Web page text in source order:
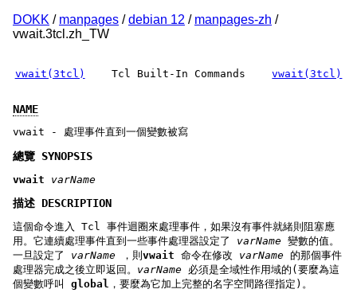
DOKK / manpages /debian 12 / manpages-zh /
vwait.3tcl.zh_TW
vwait(3tcl) Tcl Built-In Commands vwait(3tcl)
NAME
vwait - 處理事件直到一個變數被寫
總覽 SYNOPSIS
vwait varName
描述 DESCRIPTION
這個命令進入 Tcl 事件迴圈來處理事件，如果沒有事件就緒則阻塞應
用。它連續處理事件直到一些事件處理器設定了 varName 變數的值。
一旦設定了 varName ，則 vwait 命令在修改 varName 的那個事件
處理器完成之後立即返回。 varName 必須是全域性作用域的(要麼為這
個變數呼叫 global ，要麼為它加上完整的名字空間路徑指定)。